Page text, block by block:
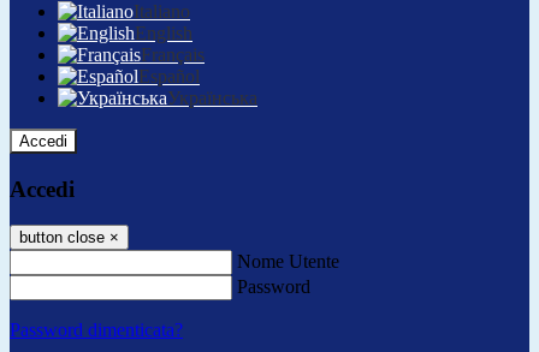
Italiano
English
Français
Español
Українська
Accedi
Accedi
button close ×
Nome Utente
Password
Password dimenticata?